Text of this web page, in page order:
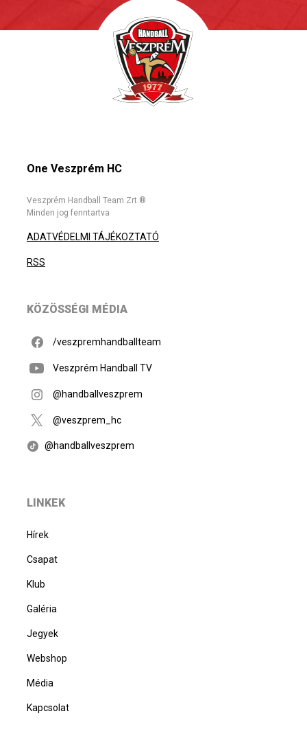
One Veszprém HC
Veszprém Handball Team Zrt.®
Minden jog fenntartva
ADATVÉDELMI TÁJÉKOZTATÓ
RSS
KÖZÖSSÉGI MÉDIA
/veszpremhandballteam
Veszprém Handball TV
@handballveszprem
@veszprem_hc
@handballveszprem
LINKEK
Hírek
Csapat
Klub
Galéria
Jegyek
Webshop
Média
Kapcsolat